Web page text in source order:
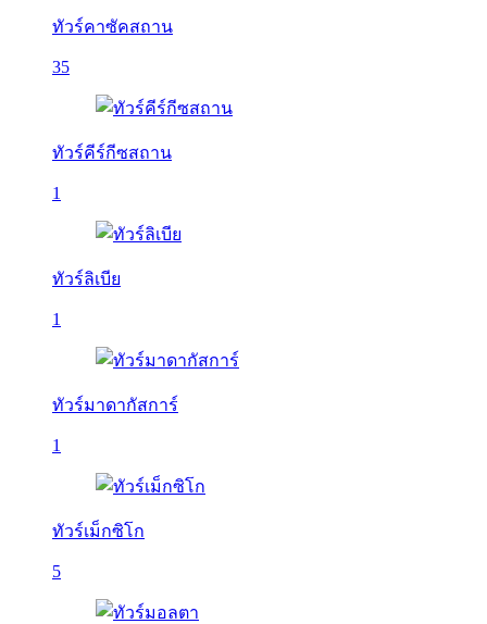
ทัวร์คาซัคสถาน
35
ทัวร์คีร์กีซสถาน
1
ทัวร์ลิเบีย
1
ทัวร์มาดากัสการ์
1
ทัวร์เม็กซิโก
5